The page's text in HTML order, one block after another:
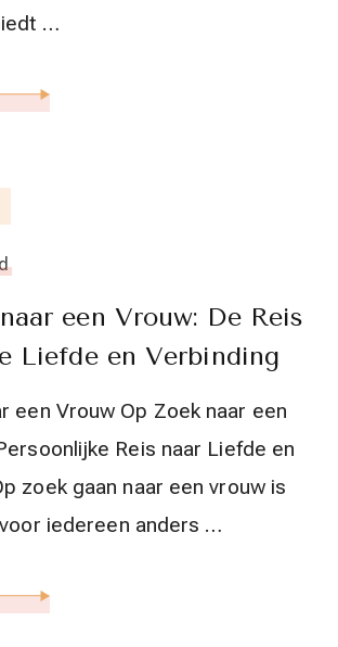
…
een Vrouw: De Reis
Liefde en Verbinding
een Vrouw Op Zoek naar een
Reis naar Liefde en
zoek gaan naar een vrouw is
iedereen anders …